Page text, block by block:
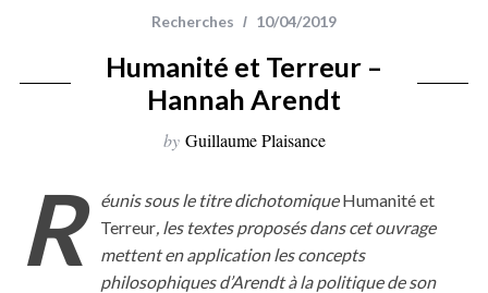
h
C
H
Recherches 10/04/2019
Humanité et Terreur –
Hannah Arendt
by Guillaume Plaisance
R éunis sous le titre dichotomiqueHumanité et
Terreur, les textes proposés dans cet ouvrage
mettent en application les concepts
philosophiques d’Arendt à la politique de son